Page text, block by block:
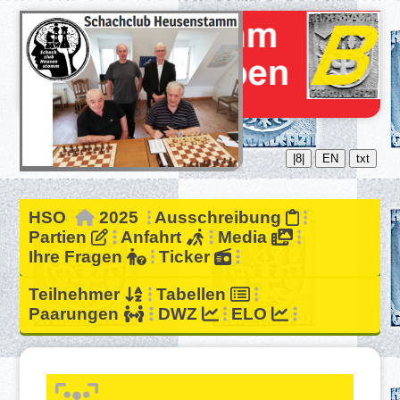
|8| EN txt
HSO 2025
Ausschreibung
Partien
Anfahrt
Media
Ihre Fragen
Ticker
Teilnehmer
Tabellen
Paarungen
DWZ ELO